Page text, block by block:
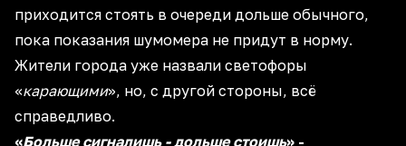
приходится стоять в очереди дольше обычного,
пока показания шумомера не придут в норму.
Жители города уже назвали светофоры
«карающими», но, с другой стороны, всё
справедливо.
«Больше сигналишь - дольше стоишь» -